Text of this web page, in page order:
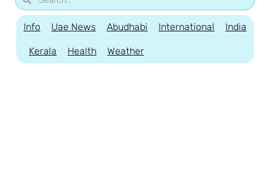
Info Uae News Abudhabi International India
Kerala Health Weather